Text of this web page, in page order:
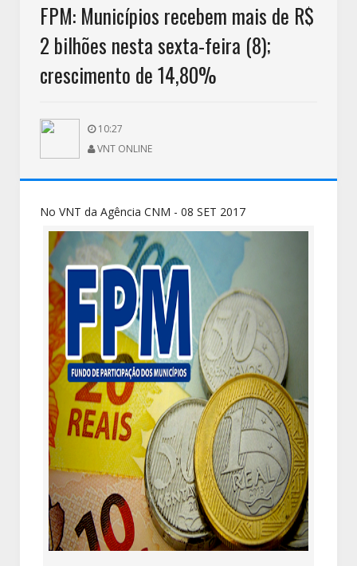
FPM: Municípios recebem mais de R$
2 bilhões nesta sexta-feira (8);
crescimento de 14,80%
10:27
VNT ONLINE
No VNT da Agência CNM - 08 SET 2017